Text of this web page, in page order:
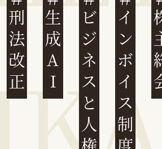
刑法改正 生成AI ビジネスと人権インボイス制度 株